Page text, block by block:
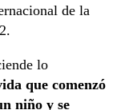
de la
lo
que comenzó
niño y se